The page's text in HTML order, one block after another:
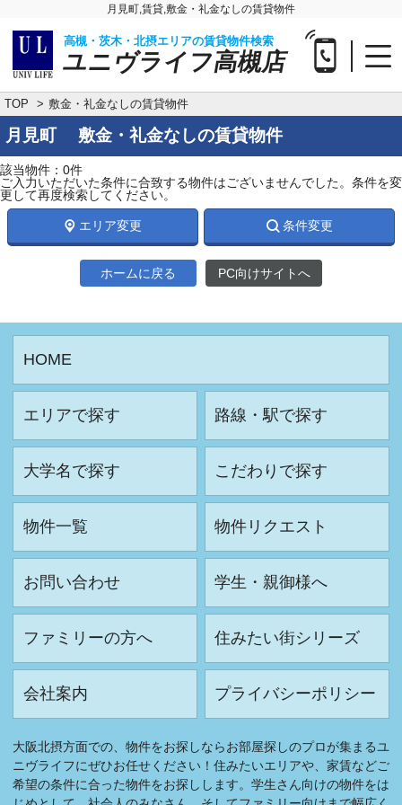
月見町,賃貸,敷金・礼金なしの賃貸物件
高槻・茨木・北摂エリアの賃貸物件検索
ユニヴライフ高槻店
TOP 敷金・礼金なしの賃貸物件
月見町 敷金・礼金なしの賃貸物件
該当物件：0件
ご入力いただいた条件に合致する物件はございませんでした。条件を変
更して再度検索してください。
エリア変更 条件変更
ホームに戻る PC向けサイトへ
HOME
エリアで探す 路線・駅で探す
大学名で探す こだわりで探す
物件一覧 物件リクエスト
お問い合わせ 学生・親御様へ
ファミリーの方へ 住みたい街シリーズ
会社案内 プライバシーポリシー
大阪北摂方面での、物件をお探しならお部屋探しのプロが集まるユ
ニヴライフにぜひお任せください！住みたいエリアや、家賃などご
希望の条件に合った物件をお探しします。学生さん向けの物件をは